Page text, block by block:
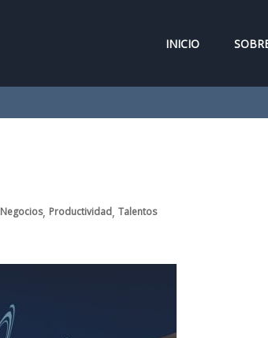
INICIO
Negocios, Productividad, Talentos